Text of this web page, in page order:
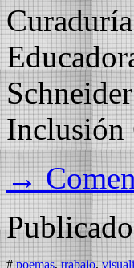
Schneider
Inclusión
→
# poemas,trabajo,